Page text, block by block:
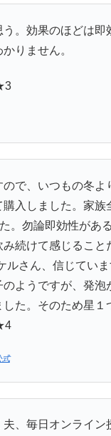
。効果のほどは即
りません。
ので、いつもの冬よ
入しました。家族
。勿論即効性があ
続けて感じること
ルさん、信じてい
ようですが、発泡
た。そのため星１
式
、毎日オンライン